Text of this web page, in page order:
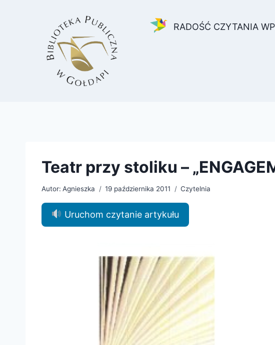
RADOŚĆ CZYTANIA
Teatr przy stoliku –
Autor: Agnieszka 19 października 2011 Czytelnia
Uruchom czytanie artykułu